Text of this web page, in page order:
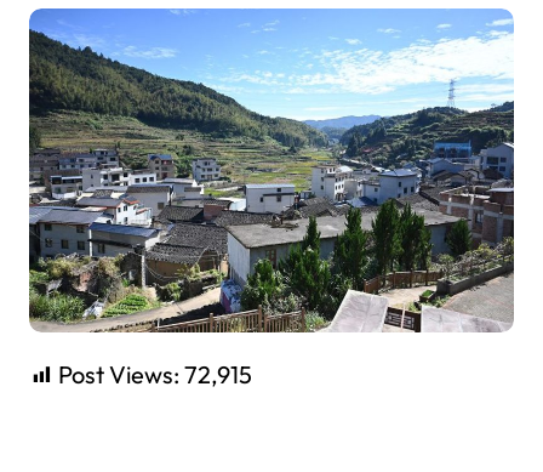
Post Views: 72,915